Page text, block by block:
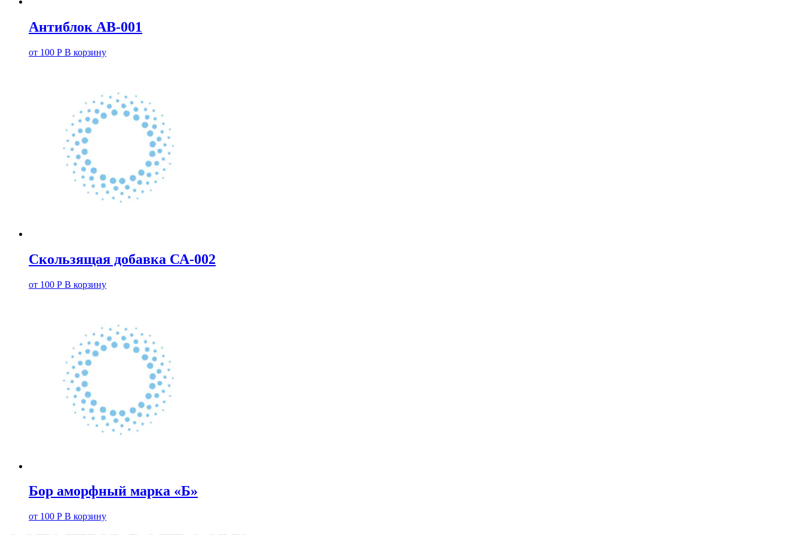
Антиблок АВ-001
от 100 Р В корзину
Скользящая добавка СА-002
от 100 Р В корзину
Бор аморфный марка «Б»
от 100 Р В корзину